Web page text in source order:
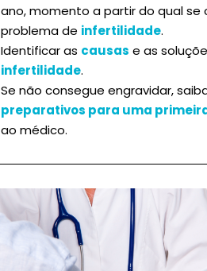
ano, momento a partir do qual
problema de infertilidade.
Identificar as causas e as
infertilidade.
Se não consegue engravidar,
preparativos para uma
ao médico.